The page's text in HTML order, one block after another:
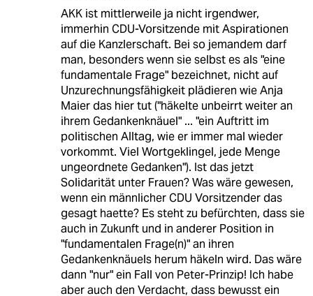
AKK ist mittlerweile ja nicht irgendwer,
immerhin CDU-Vorsitzende mit Aspirationen
auf die Kanzlerschaft. Bei so jemandem darf
man, besonders wenn sie selbst es als "eine
fundamentale Frage" bezeichnet, nicht auf
Unzurechnungsfähigkeit plädieren wie Anja
Maier das hier tut ("häkelte unbeirrt weiter an
ihrem Gedankenknäuel" ... "ein Auftritt im
politischen Alltag, wie er immer mal wieder
vorkommt. Viel Wortgeklingel, jede Menge
ungeordnete Gedanken"). Ist das jetzt
Solidarität unter Frauen? Was wäre gewesen,
wenn ein männlicher CDU Vorsitzender das
gesagt haette? Es steht zu befürchten, dass sie
auch in Zukunft und in anderer Position in
"fundamentalen Frage(n)" an ihren
Gedankenknäuels herum häkeln wird. Das wäre
dann "nur" ein Fall von Peter-Prinzip! Ich habe
aber auch den Verdacht, dass bewusst ein